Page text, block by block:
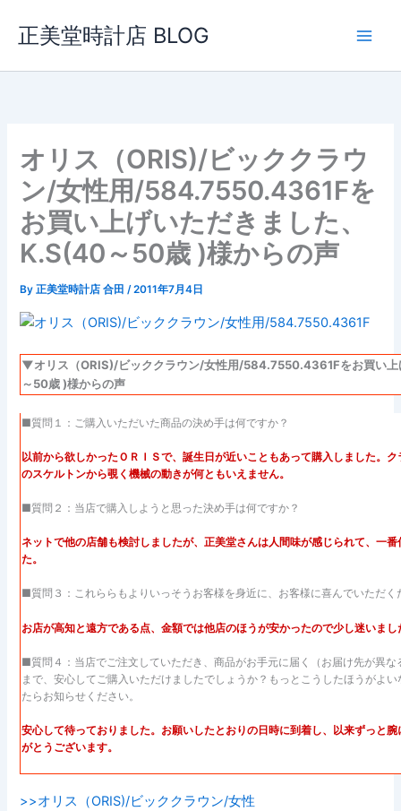
ス
正美堂時計店 BLOG
オリス（ORIS)/ビッククラウ
ン/女性用/584.7550.4361Fを
お買い上げいただきました、
K.S(40～50歳 )様からの声
By正美堂時計店 合田/2011年7月4日
▼オリス（ORIS)/ビッククラウン/女性用/584.7550.4361Fをお買い
～50歳 )様からの声
■質問１：ご購入いただいた商品の決め手は何ですか？
以前から欲しかったＯＲＩＳで、誕生日が近いこともあって購入しました。
のスケルトンから覗く機械の動きが何ともいえません。
■質問２：当店で購入しようと思った決め手は何ですか？
ネットで他の店舗も検討しましたが、正美堂さんは人間味が感じられて、一
た。
■質問３：これららもよりいっそうお客様を身近に、お客様に喜んでいただ
お店が高知と遠方である点、金額では他店のほうが安かったので少し迷いまし
■質問４：当店でご注文していただき、商品がお手元に届く（お届け先が異
まで、安心してご購入いただけましたでしょうか？もっとこうしたほうがよ
たらお知らせください。
安心して待っておりました。お願いしたとおりの日時に到着し、以来ずっと
がとうございます。
>>オリス（ORIS)/ビッククラウン/女性